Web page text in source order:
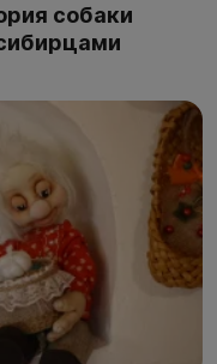
собаки